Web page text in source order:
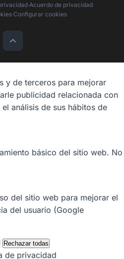
·Acuerdo de privacidad·
·Configurar cookies
y de terceros para mejorar
publicidad relacionada con
análisis de sus hábitos de
básico del sitio web. No
del sitio web para mejorar el
del usuario (Google
Rechazar todas
de privacidad